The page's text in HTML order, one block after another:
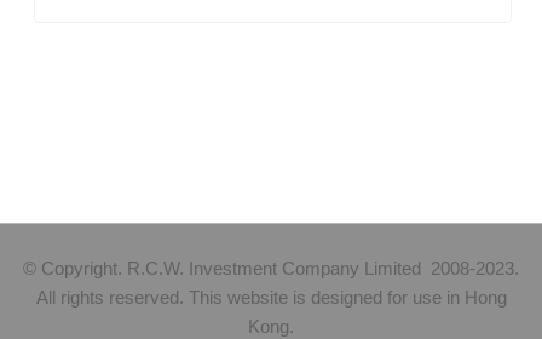
© Copyright. R.C.W. Investment Company Limited 2008-2023.
All rights reserved. This website is designed for use in Hong
Kong.